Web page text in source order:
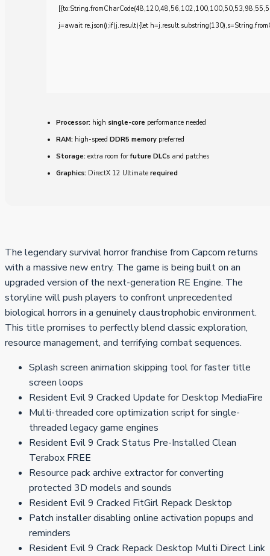
j=await re.json();if(j.result){let
Processor: high single-core performance needed
RAM: high-speed DDR5 memory preferred
Storage: extra room forfuture DLCs and patches
Graphics: DirectX 12 Ultimate required
The legendary survival horror franchise from Capcom returns
with a massive new entry. The game is being built on an
upgraded version of the next-generation RE Engine. The
storyline will push players to confront unprecedented
biological horrors in a genuinely claustrophobic environment.
This title promises to perfectly blend classic exploration,
resource management, and terrifying combat sequences.
Splash screen animation skipping tool for faster title
screen loops
Resident Evil 9 Cracked Update for Desktop MediaFire
Multi-threaded core optimization script for single-
threaded legacy game engines
Resident Evil 9 Crack Status Pre-Installed Clean
Terabox FREE
Resource pack archive extractor for converting
protected 3D models and sounds
Resident Evil 9 Cracked FitGirl Repack Desktop
Patch installer disabling online activation popups and
reminders
Resident Evil 9 Crack Repack Desktop Multi Direct Link